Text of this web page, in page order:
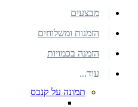
מבצעים
הזמנות ומשלוחים
הזמנה בכמויות
עוד...
תמונה על קנבס